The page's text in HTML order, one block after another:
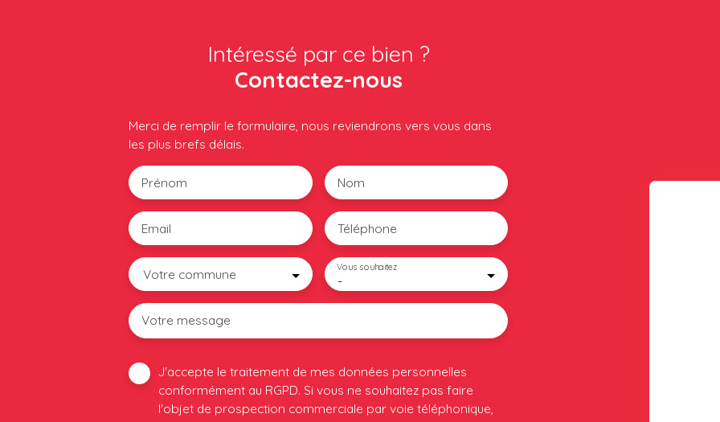
Intéressé par ce bien ?
Contactez-nous
Merci de remplir le formulaire, nous reviendrons vers vous dans
les plus brefs délais.
Prénom Nom
Email Téléphone
Votre commune -
Vous souhaitez
Votre message
J'accepte le traitement de mes données personnelles
conformément au RGPD. Si vous ne souhaitez pas faire
l'objet de prospection commerciale par voie téléphonique,